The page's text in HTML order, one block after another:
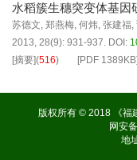
水稻簇生穗突变体基因
苏德文, 郑燕梅, 何炜, 张建福,
2013, 28(9): 931-937. DOI:
[摘要](516) [PDF 1389KB]
版权所有 © 2018 《福
网安
地